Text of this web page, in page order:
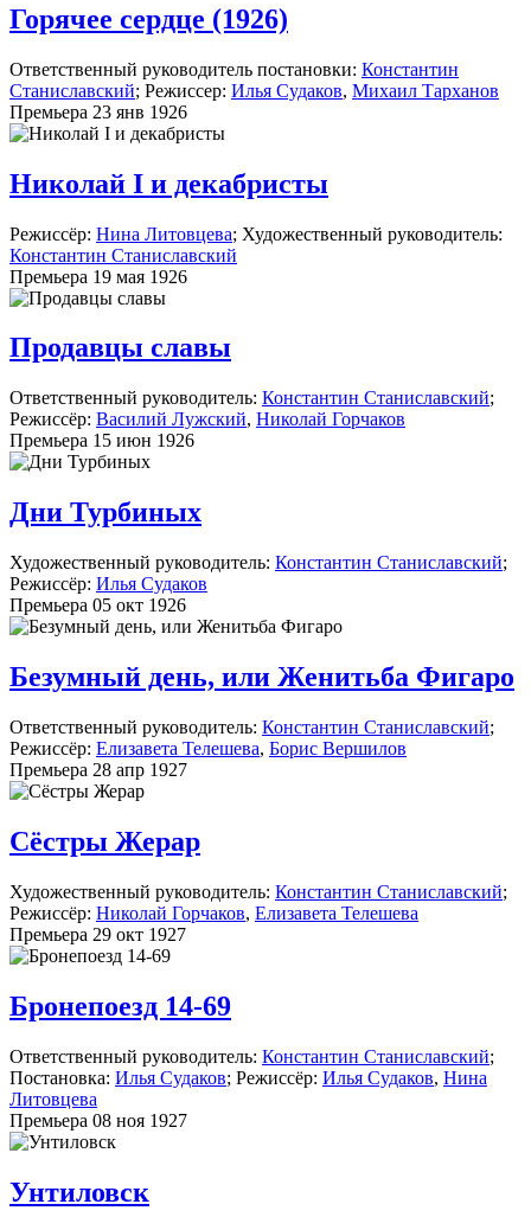
Горячее сердце (1926)
Ответственный руководитель постановки: Константин
Станиславский; Режиссер: Илья Судаков, Михаил Тарханов
Премьера 23 янв 1926
Николай I и декабристы
Режиссёр: Нина Литовцева; Художественный руководитель:
Константин Станиславский
Премьера 19 мая 1926
Продавцы славы
Ответственный руководитель: Константин Станиславский;
Режиссёр: Василий Лужский, Николай Горчаков
Премьера 15 июн 1926
Дни Турбиных
Художественный руководитель: Константин Станиславский;
Режиссёр: Илья Судаков
Премьера 05 окт 1926
Безумный день, или Женитьба Фигаро
Ответственный руководитель: Константин Станиславский;
Режиссёр: Елизавета Телешева, Борис Вершилов
Премьера 28 апр 1927
Сёстры Жерар
Художественный руководитель: Константин Станиславский;
Режиссёр: Николай Горчаков, Елизавета Телешева
Премьера 29 окт 1927
Бронепоезд 14-69
Ответственный руководитель: Константин Станиславский;
Постановка: Илья Судаков; Режиссёр: Илья Судаков, Нина
Литовцева
Премьера 08 ноя 1927
Унтиловск